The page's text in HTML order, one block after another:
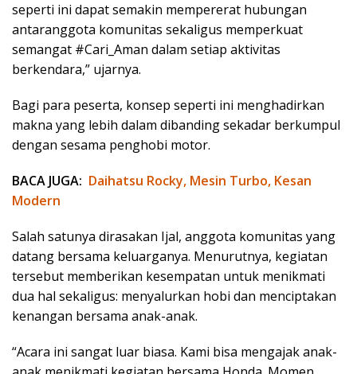
seperti ini dapat semakin mempererat hubungan
antaranggota komunitas sekaligus memperkuat
semangat #Cari_Aman dalam setiap aktivitas
berkendara,” ujarnya.
Bagi para peserta, konsep seperti ini menghadirkan
makna yang lebih dalam dibanding sekadar berkumpul
dengan sesama penghobi motor.
BACA JUGA: Daihatsu Rocky, Mesin Turbo, Kesan
Modern
Salah satunya dirasakan Ijal, anggota komunitas yang
datang bersama keluarganya. Menurutnya, kegiatan
tersebut memberikan kesempatan untuk menikmati
dua hal sekaligus: menyalurkan hobi dan menciptakan
kenangan bersama anak-anak.
“Acara ini sangat luar biasa. Kami bisa mengajak anak-